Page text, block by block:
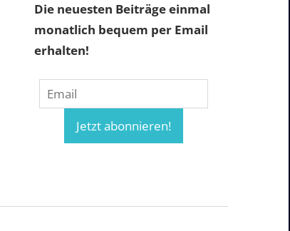
Die neuesten Beiträge einmal
monatlich bequem per Email
erhalten!